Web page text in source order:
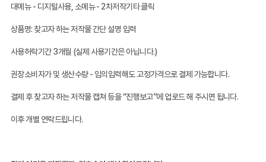
대메뉴 - 디지털사용, 소메뉴 - 2차저작기타 클릭
상품명: 찾고자 하는 저작물 간단 설명 입력
사용허락기간 3개월 (실제 사용기간은 아닙니다.)
권장소비자가 및 생산수량 - 임의입력해도 고정가격으로 결제 가능합니다.
결제 후 찾고자 하는 저작물 캡쳐 등을 “진행보고”에 업로드 해 주시면 됩니다.
이후 개별 연락드립니다.